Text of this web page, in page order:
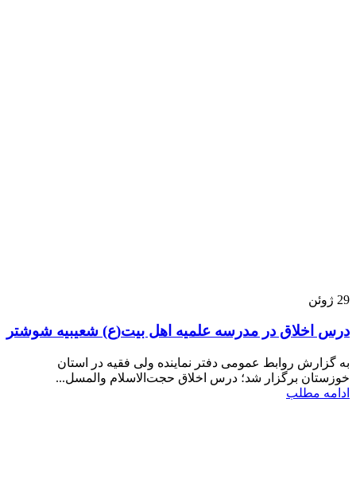
29 ژوئن
درس اخلاق در مدرسه علمیه اهل بیت(ع) شعیبیه شوشتر
به گزارش روابط عمومی دفتر نماینده ولی فقیه در استان
خوزستان برگزار شد؛ درس اخلاق حجت‌الاسلام والمسل...
ادامه مطلب